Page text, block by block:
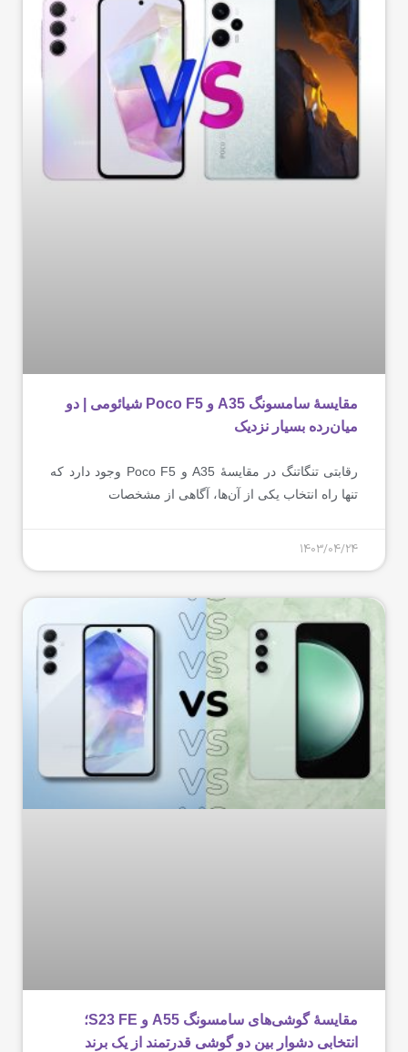
مقایسۀ سامسونگ A35 و Poco F5 شیائومی | دو
میان‌رده بسیار نزدیک
رقابتی تنگاتنگ در مقایسۀ A35 و Poco F5 وجود دارد که
تنها راه انتخاب یکی از آن‌ها، آگاهی از مشخصات
1403/04/24
مقایسۀ گوشی‌های سامسونگ A55 و S23 FE؛
انتخابی دشوار بین دو گوشی قدرتمند از یک برند